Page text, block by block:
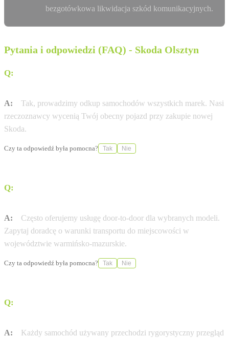
bezgotówkowa likwidacja szkód komunikacyjnych.
Pytania i odpowiedzi (FAQ) - Skoda Olsztyn
Q:
A:
Tak, prowadzimy odkup samochodów wszystkich marek. Nasi
rzeczoznawcy wycenią Twój obecny pojazd przy zakupie nowej
Skoda.
Czy ta odpowiedź była pomocna? Tak Nie
Q:
A:
Często oferujemy usługę door-to-door dla wybranych modeli.
Zapytaj doradcę o warunki transportu do miejscowości w
województwie warmińsko-mazurskie.
Czy ta odpowiedź była pomocna? Tak Nie
Q:
A:
Każdy samochód używany przechodzi rygorystyczny przegląd